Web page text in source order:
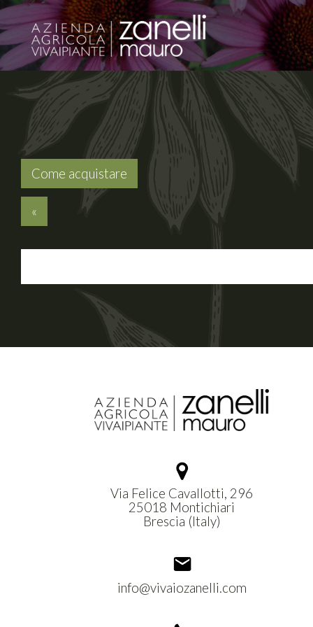
Come acquistare
«
Via Felice Cavallotti, 296
25018 Montichiari
Brescia (Italy)
info@vivaiozanelli.com